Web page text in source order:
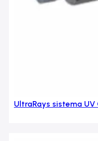
UltraRays sistema UV